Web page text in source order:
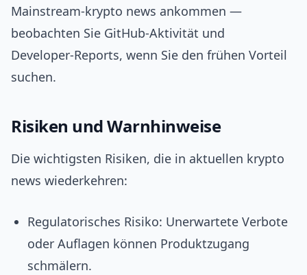
Mainstream‑krypto news ankommen —
beobachten Sie GitHub‑Aktivität und
Developer‑Reports, wenn Sie den frühen Vorteil
suchen.
Risiken und Warnhinweise
Die wichtigsten Risiken, die in aktuellen krypto
news wiederkehren:
Regulatorisches Risiko: Unerwartete Verbote
oder Auflagen können Produktzugang
schmälern.